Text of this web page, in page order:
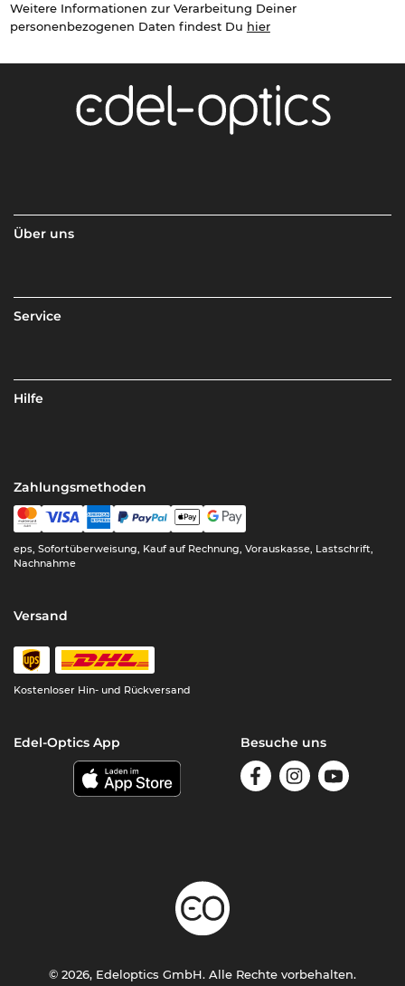
Weitere Informationen zur Verarbeitung Deiner
personenbezogenen Daten findest Du hier
Über uns
Service
Hilfe
Zahlungsmethoden
eps, Sofortüberweisung, Kauf auf Rechnung, Vorauskasse, Lastschrift,
Nachnahme
Versand
Kostenloser Hin- und Rückversand
Edel-Optics App Besuche uns
© 2026, Edeloptics GmbH. Alle Rechte vorbehalten.